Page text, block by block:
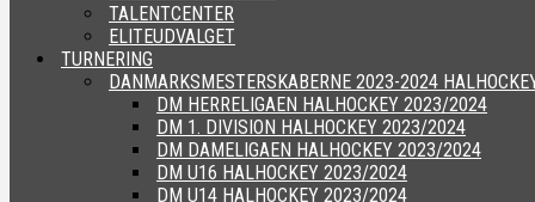
TALENTCENTER
ELITEUDVALGET
TURNERING
DANMARKSMESTERSKABERNE 2023-2024
DM HERRELIGAEN HALHOCKEY 2023/2024
DM 1. DIVISION HALHOCKEY 2023/2024
DM DAMELIGAEN HALHOCKEY 2023/2024
DM U16 HALHOCKEY 2023/2024
DM U14 HALHOCKEY 2023/2024